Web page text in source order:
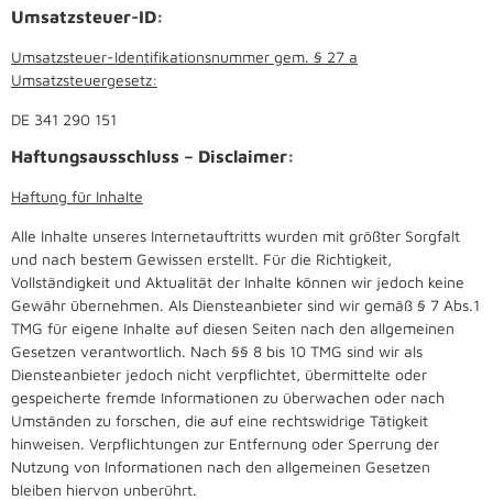
Umsatzsteuer-ID:
Umsatzsteuer-Identifikationsnummer gem. § 27 a
Umsatzsteuergesetz:
DE 341 290 151
Haftungsausschluss – Disclaimer:
Haftung für Inhalte
Alle Inhalte unseres Internetauftritts wurden mit größter Sorgfalt
und nach bestem Gewissen erstellt. Für die Richtigkeit,
Vollständigkeit und Aktualität der Inhalte können wir jedoch keine
Gewähr übernehmen. Als Diensteanbieter sind wir gemäß § 7 Abs.1
TMG für eigene Inhalte auf diesen Seiten nach den allgemeinen
Gesetzen verantwortlich. Nach §§ 8 bis 10 TMG sind wir als
Diensteanbieter jedoch nicht verpflichtet, übermittelte oder
gespeicherte fremde Informationen zu überwachen oder nach
Umständen zu forschen, die auf eine rechtswidrige Tätigkeit
hinweisen. Verpflichtungen zur Entfernung oder Sperrung der
Nutzung von Informationen nach den allgemeinen Gesetzen
bleiben hiervon unberührt.